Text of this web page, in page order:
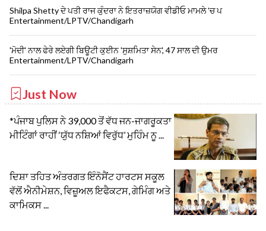
Shilpa Shetty ਦੇ ਪਤੀ ਰਾਜ ਕੁੰਦਰਾ ਨੇ ਇਤਰਾਜ਼ਯੋਗ ਵੀਡੀਓ ਮਾਮਲੇ 'ਚ ਪ
Entertainment/LPTV/Chandigarh
'ਮੋਦੀ' ਨਾਲ ਫੇਰੇ ਲਏਗੀ ਬਿਊਟੀ ਕੁਈਨ 'ਸੁਸ਼ਮਿਤਾ ਸੇਨ', 47 ਸਾਲ ਦੀ ਉਮਰ
Entertainment/LPTV/Chandigarh
Just Now
*ਪੰਜਾਬ ਪੁਲਿਸ ਨੇ 39,000 ਤੋਂ ਵੱਧ ਜਨ-ਜਾਗਰੂਕਤਾ
ਮੀਟਿੰਗਾਂ ਰਾਹੀਂ ‘ਯੁੱਧ ਨਸ਼ਿਆਂ ਵਿਰੁੱਧ’ ਮੁਹਿੰਮ ਨੂ ...
ਦਿਸ਼ਾ ਤਹਿਤ ਅੰਤਰਗਤ ਇੰਨੋਸੈਂਟ ਹਾਰਟਸ ਸਕੂਲ
ਵੱਲੋਂ ਐਨੀਮੇਸ਼ਨ, ਵਿਜ਼ੂਅਲ ਇਫੈਕਟਸ, ਗੇਮਿੰਗ ਅਤੇ
ਕਾਮਿਕਸ ...